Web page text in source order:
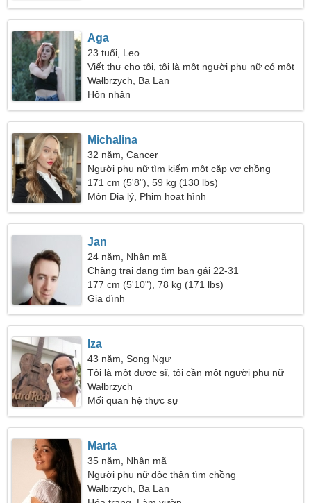
Aga
23 tuổi, Leo
Viết thư cho tôi, tôi là một người phụ nữ có một
không hai
Wałbrzych, Ba Lan
Hôn nhân
Michalina
32 năm, Cancer
Người phụ nữ tìm kiếm một cặp vợ chồng
171 cm (5'8"), 59 kg (130 lbs)
Môn Địa lý, Phim hoạt hình
Jan
24 năm, Nhân mã
Chàng trai đang tìm bạn gái 22-31
177 cm (5'10"), 78 kg (171 lbs)
Gia đình
Iza
43 năm, Song Ngư
Tôi là một dược sĩ, tôi cần một người phụ nữ
tuyệt vời
Wałbrzych
Mối quan hệ thực sự
Marta
35 năm, Nhân mã
Người phụ nữ độc thân tìm chồng
Wałbrzych, Ba Lan